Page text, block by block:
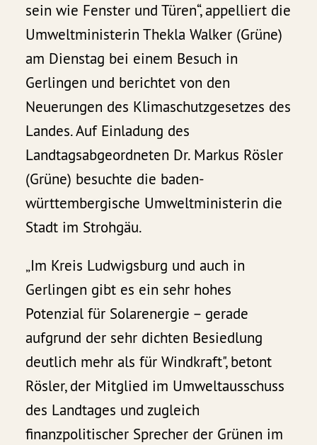
sein wie Fenster und Türen“, appelliert die
Umweltministerin Thekla Walker (Grüne)
am Dienstag bei einem Besuch in
Gerlingen und berichtet von den
Neuerungen des Klimaschutzgesetzes des
Landes. Auf Einladung des
Landtagsabgeordneten Dr. Markus Rösler
(Grüne) besuchte die baden-
württembergische Umweltministerin die
Stadt im Strohgäu.
„Im Kreis Ludwigsburg und auch in
Gerlingen gibt es ein sehr hohes
Potenzial für Solarenergie – gerade
aufgrund der sehr dichten Besiedlung
deutlich mehr als für Windkraft", betont
Rösler, der Mitglied im Umweltausschuss
des Landtages und zugleich
finanzpolitischer Sprecher der Grünen im